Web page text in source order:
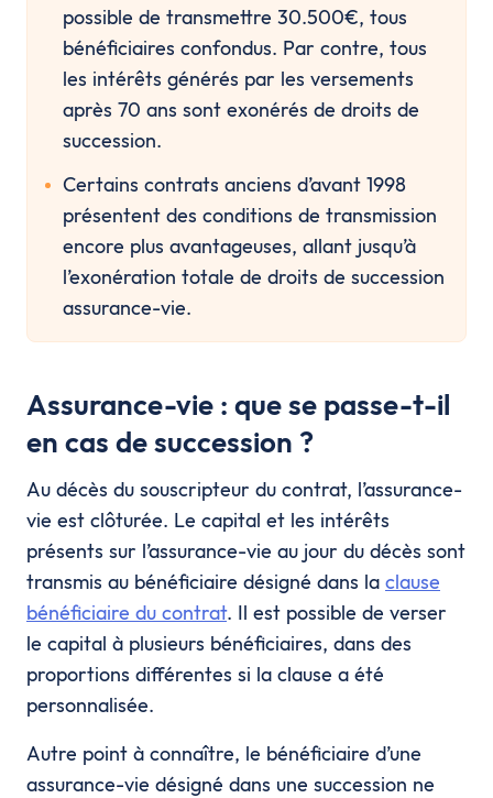
possible de transmettre 30.500€, tous
bénéficiaires confondus. Par contre, tous
les intérêts générés par les versements
après 70 ans sont exonérés de droits de
succession.
Certains contrats anciens d’avant 1998
présentent des conditions de transmission
encore plus avantageuses, allant jusqu’à
l’exonération totale de droits de succession
assurance-vie.
Assurance-vie : que se passe-t-il
en cas de succession ?
Au décès du souscripteur du contrat, l’assurance-
vie est clôturée. Le capital et les intérêts
présents sur l’assurance-vie au jour du décès sont
transmis au bénéficiaire désigné dans la clause
bénéficiaire du contrat. Il est possible de verser
le capital à plusieurs bénéficiaires, dans des
proportions différentes si la clause a été
personnalisée.
Autre point à connaître, le bénéficiaire d’une
assurance-vie désigné dans une succession ne